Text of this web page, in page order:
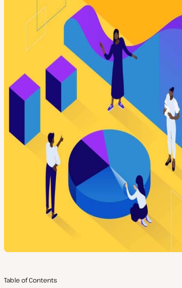
Table of Contents